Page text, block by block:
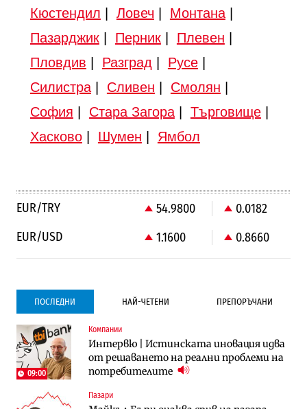
Кюстендил
Ловеч Монтана|
Пазарджик| Перник| Плевен
Пловдив
Разград Русе|
Силистра| Сливен Смолян
София
Стара Загора| Търговище|
Хасково| Шумен Ямбол
EUR/TRY 54.9800
0.0182
EUR/USD
1.1600 0.8660
ПОСЛЕДНИ НАЙ-ЧЕТЕНИ ПРЕПОРЪЧАНИ
09:00
Компании
Интервю | Истинската иновация идва
от решаването на реални проблеми на
потребителите
Пазари
Компании
Vivacom предлага над 150 устройства с
90% отстъпка през август
Градоустройство
Компании
Vivacom предлага над 150 устройства с
90% отстъпка през август
To:know